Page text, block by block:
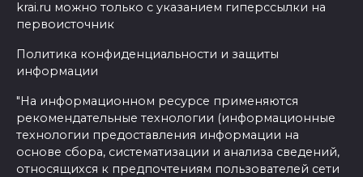
krai.ru можно только с указанием гиперссылки на
первоисточник
Политика конфиденциальности и защиты
информации
"На информационном ресурсе применяются
рекомендательные технологии (информационные
технологии предоставления информации на
основе сбора, систематизации и анализа сведений,
относящихся к предпочтениям пользователей сети